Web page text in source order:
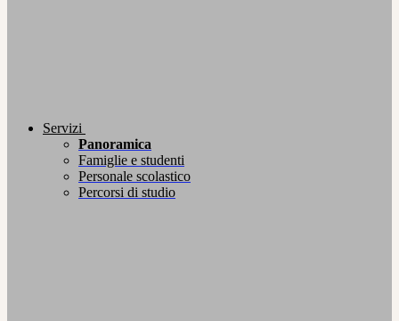
Servizi
Panoramica
Famiglie e studenti
Personale scolastico
Percorsi di studio